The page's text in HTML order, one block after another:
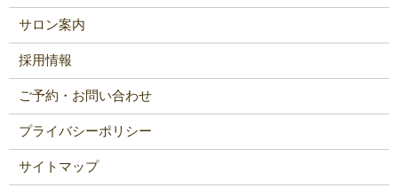
サロン案内
採用情報
ご予約・お問い合わせ
プライバシーポリシー
サイトマップ